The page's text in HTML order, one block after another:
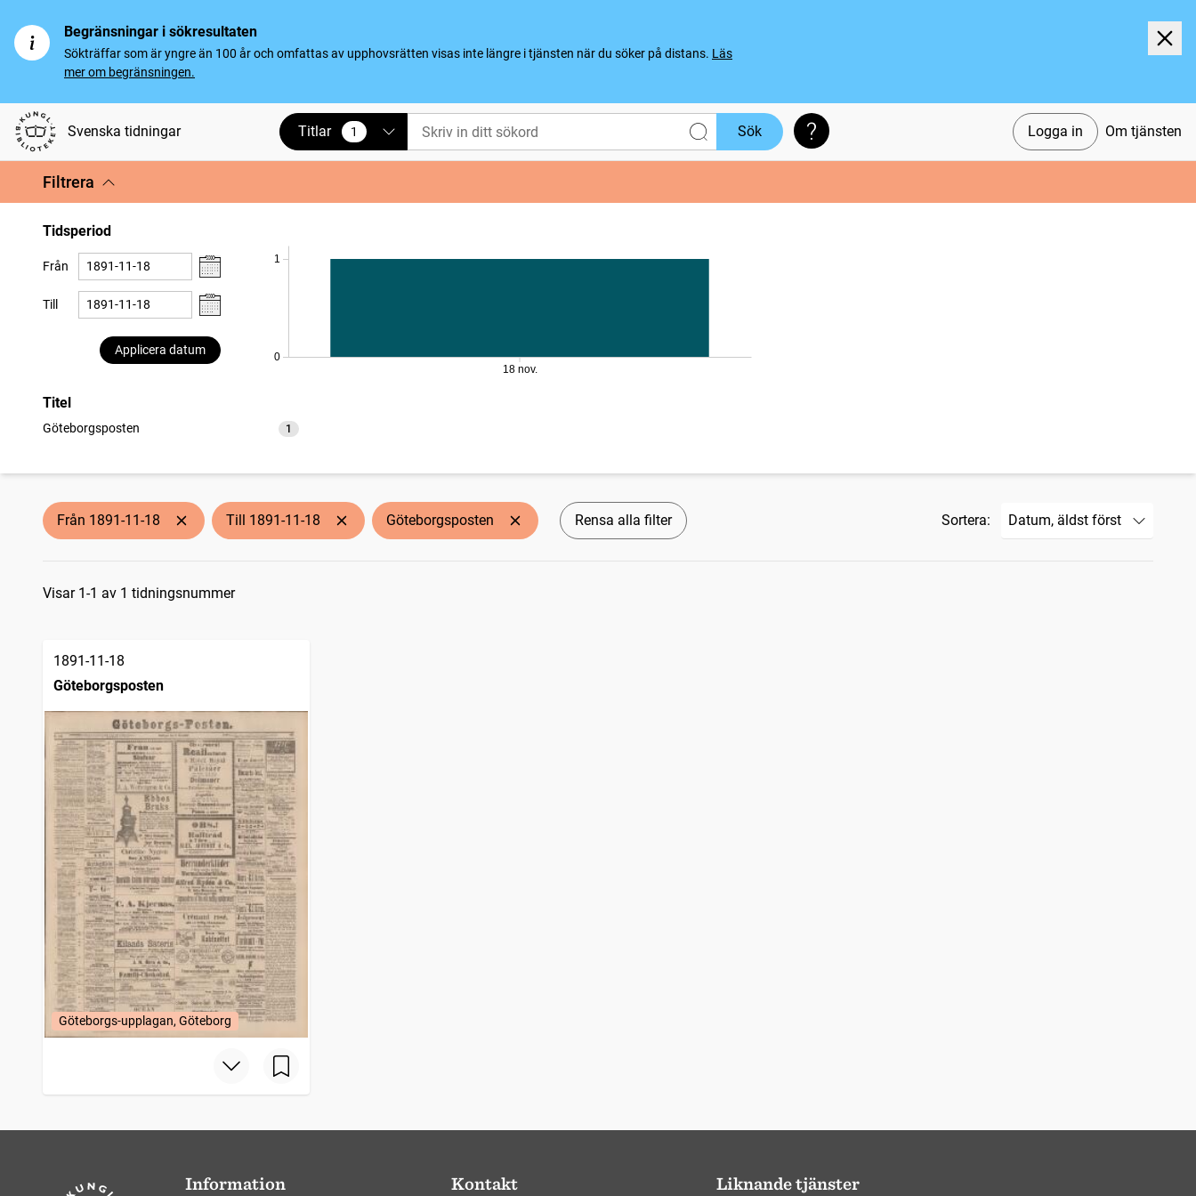
Begränsningar i sökresultaten
Sökträffar som är yngre än 100 år och omfattas av upphovsrätten visas inte längre i tjänsten när du söker på distans. Läs
mer om begränsningen.
Svenska tidningar Logga in Om tjänsten
Titlar 1
vald Sök Söktips
Filtrera
Tidsperiod
Från
Till
Applicera datum
0
1
18 nov.
Titel
Göteborgsposten 1
träffar
Från 1891-11-18 Till 1891-11-18 Göteborgsposten Rensa alla filter Sortera:
Sökresultat
Visar 1-1 av 1 tidningsnummer
1891-11-18
Göteborgsposten
Göteborgs-upplagan, Göteborg
Information Kontakt Liknande tjänster